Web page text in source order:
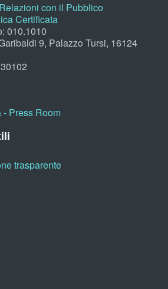
con il Pubblico
Certificata
010.1010
9, Palazzo Tursi, 16124
- Press Room
trasparente